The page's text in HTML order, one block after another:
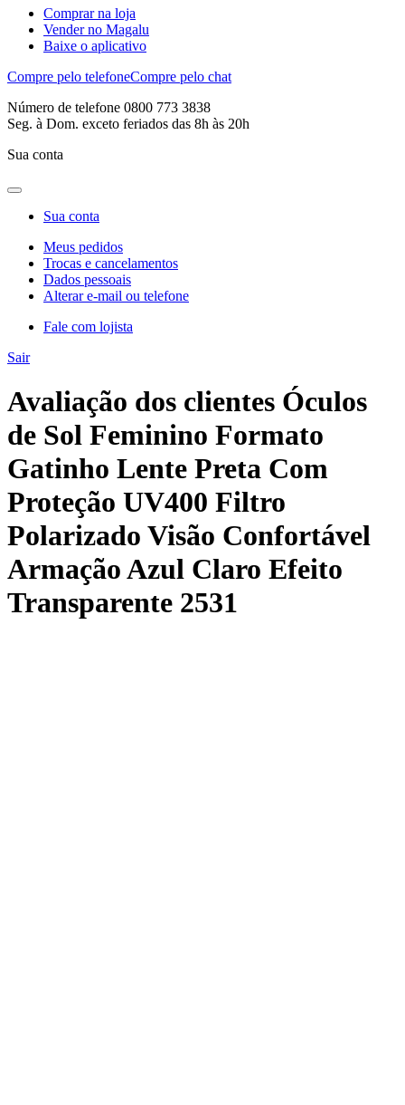
Comprar na loja
Vender no Magalu
Baixe o aplicativo
Compre pelo telefoneCompre pelo chat
Número de telefone 0800 773 3838
Seg. à Dom. exceto feriados das 8h às 20h
Sua conta
Sua conta
Meus pedidos
Trocas e cancelamentos
Dados pessoais
Alterar e-mail ou telefone
Fale com lojista
Sair
Avaliação dos clientes Óculos
de Sol Feminino Formato
Gatinho Lente Preta Com
Proteção UV400 Filtro
Polarizado Visão Confortável
Armação Azul Claro Efeito
Transparente 2531